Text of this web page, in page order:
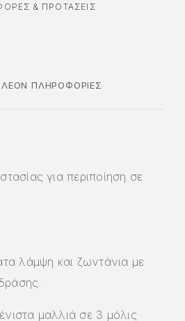
& ΠΡΟΤΑΣΕΙΣ
ΠΛΗΡΟΦΟΡΊΕΣ
για περιποίηση σε
λάμψη και ζωντάνια με
μαλλιά σε 3 μόλις